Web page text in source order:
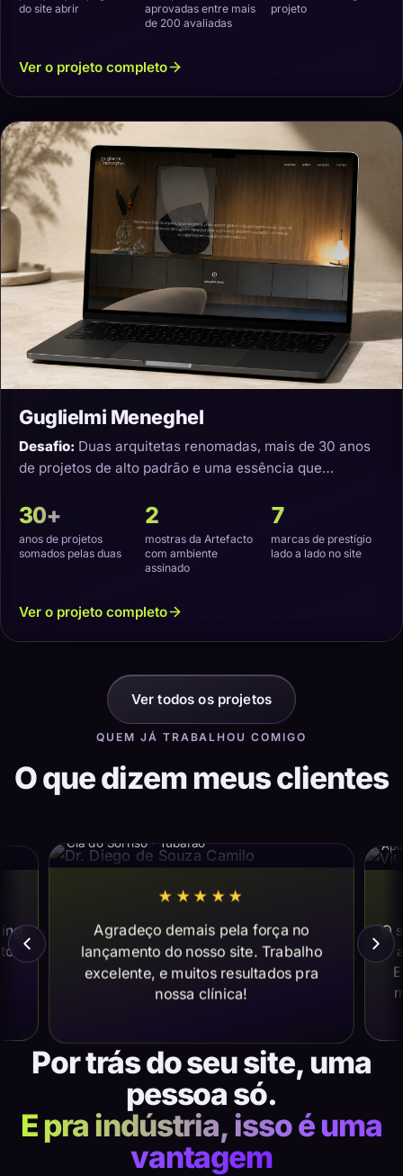
do site abrir
aprovadas entre mais
de 200 avaliadas
projeto
Ver o projeto completo
Guglielmi Meneghel
Desafio: Duas arquitetas renomadas, mais de 30 anos
de projetos de alto padrão e uma essência que
30+
anos de projetos
somados pelas duas
2
mostras da Artefacto
com ambiente
assinado
7
marcas de prestígio
lado a lado no site
Ver o projeto completo
Ver todos os projetos
QUEM JÁ TRABALHOU COMIGO
O que dizem meus clientes
Cia do Sorriso · Tubarão
★★★★★
Agradeço demais pela força no
lançamento do nosso site. Trabalho
excelente, e muitos resultados pra
nossa clínica!
O
Por trás do seu site, uma
pessoa só.
E pra indústria, isso é uma
vantagem